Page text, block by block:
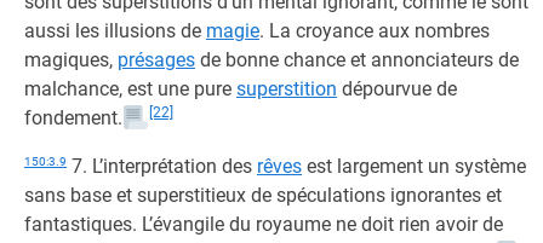
aussi les illusions de magie. La croyance aux nombres
magiques, présages de bonne chance et annonciateurs de
malchance, est une pure superstition dépourvue de
fondement.
[22]
150:3.9 7. L’interprétation des rêves est largement un système
sans base et superstitieux de spéculations ignorantes et
fantastiques. L’évangile du royaume ne doit rien avoir de